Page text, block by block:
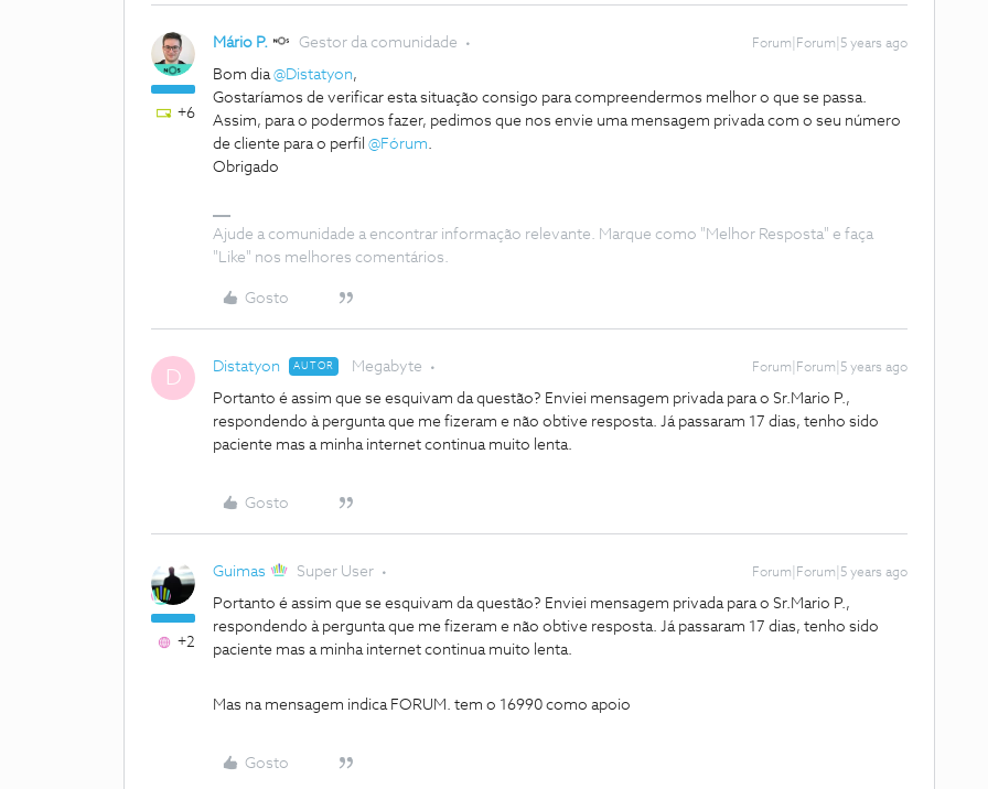
+6
Mário P. Gestor da comunidade Forum|Forum|5 years ago
Bom dia@Distatyon,
Gostaríamos de verificar esta situação consigo para compreendermos melhor o que se passa.
Assim, para o podermos fazer, pedimos que nos envie uma mensagem privada com o seu número
de cliente para o perfil @Fórum.
Obrigado
Ajude a comunidade a encontrar informação relevante. Marque como "Melhor Resposta" e faça
"Like" nos melhores comentários.
Gosto
D Distatyon AUTOR Megabyte Forum|Forum|5 years ago
Portanto é assim que se esquivam da questão? Enviei mensagem privada para o Sr.Mario P.,
respondendo à pergunta que me fizeram e não obtive resposta. Já passaram 17 dias, tenho sido
paciente mas a minha internet continua muito lenta.
Gosto
+2
Guimas Super User Forum|Forum|5 years ago
Portanto é assim que se esquivam da questão? Enviei mensagem privada para o Sr.Mario P.,
respondendo à pergunta que me fizeram e não obtive resposta. Já passaram 17 dias, tenho sido
paciente mas a minha internet continua muito lenta.
Mas na mensagem indica FORUM. tem o 16990 como apoio
Gosto